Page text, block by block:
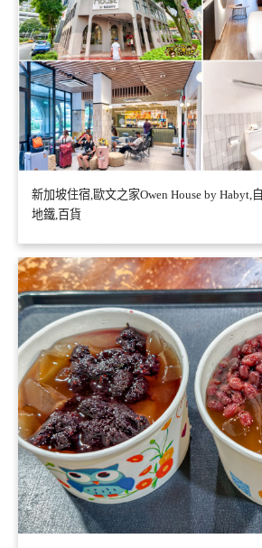
新加坡住宿,歐文之家Owen House by Habyt,
地鐵,百貨